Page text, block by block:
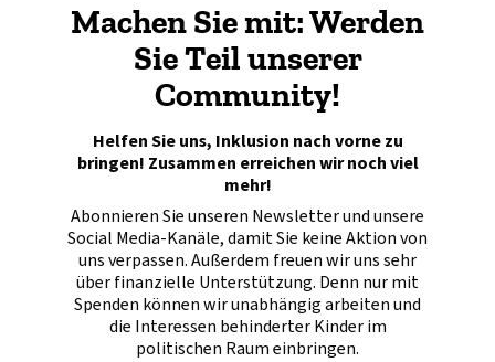
Machen Sie mit: Werden
Sie Teil unserer
Community!
Helfen Sie uns, Inklusion nach vorne zu
bringen! Zusammen erreichen wir noch viel
mehr!
Abonnieren Sie unseren Newsletter und unsere
Social Media-Kanäle, damit Sie keine Aktion von
uns verpassen. Außerdem freuen wir uns sehr
über finanzielle Unterstützung. Denn nur mit
Spenden können wir unabhängig arbeiten und
die Interessen behinderter Kinder im
politischen Raum einbringen.